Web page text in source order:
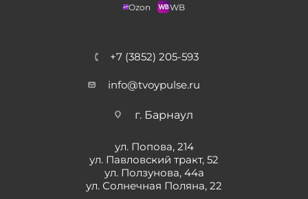
Ozon WB
+7 (3852) 205-593
info@tvoypulse.ru
г. Барнаул
ул. Попова, 214
ул. Павловский тракт, 52
ул. Ползунова, 44а
ул. Солнечная Поляна, 22